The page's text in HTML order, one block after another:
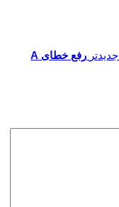
جدیدتر
رفع خطای A